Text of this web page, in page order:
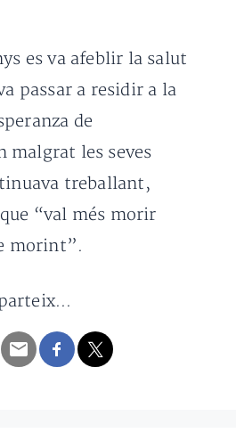
es va afeblir la salut
passar a residir a la
de
malgrat les seves
treballant,
“val més morir
morint”.